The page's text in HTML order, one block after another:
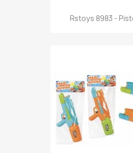

Rstoys 8983 -